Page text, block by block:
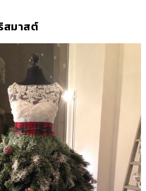
สมาสต์